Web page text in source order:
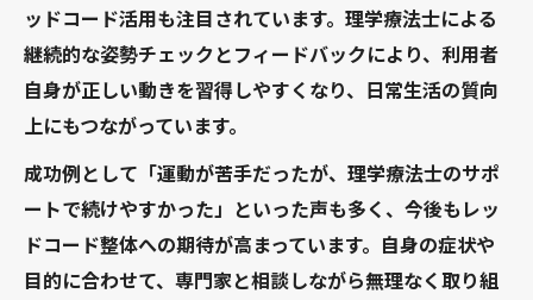
ッドコード活用も注目されています。理学療法士による
継続的な姿勢チェックとフィードバックにより、利用者
自身が正しい動きを習得しやすくなり、日常生活の質向
上にもつながっています。
成功例として「運動が苦手だったが、理学療法士のサポ
ートで続けやすかった」といった声も多く、今後もレッ
ドコード整体への期待が高まっています。自身の症状や
目的に合わせて、専門家と相談しながら無理なく取り組